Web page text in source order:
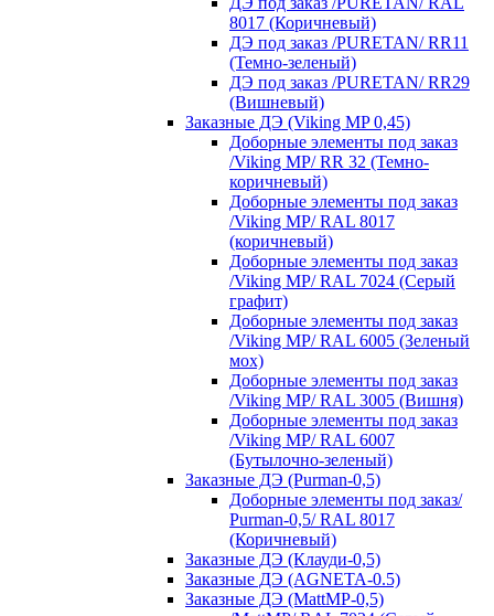
8017 (Коричневый)
ДЭ под заказ /PURETAN/ RR11
(Темно-зеленый)
ДЭ под заказ /PURETAN/ RR29
(Вишневый)
Заказные ДЭ (Viking MP 0,45)
Доборные элементы под заказ
/Viking MP/ RR 32 (Темно-
коричневый)
Доборные элементы под заказ
/Viking MP/ RAL 8017
(коричневый)
Доборные элементы под заказ
/Viking MP/ RAL 7024 (Серый
графит)
Доборные элементы под заказ
/Viking MP/ RAL 6005 (Зеленый
мох)
Доборные элементы под заказ
/Viking MP/ RAL 3005 (Вишня)
Доборные элементы под заказ
/Viking MP/ RAL 6007
(Бутылочно-зеленый)
Заказные ДЭ (Purman-0,5)
Доборные элементы под заказ/
Purman-0,5/ RAL 8017
(Коричневый)
Заказные ДЭ (Клауди-0,5)
Заказные ДЭ (AGNETA-0.5)
Заказные ДЭ (MattMP-0,5)